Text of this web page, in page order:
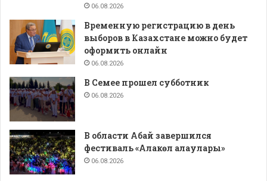
06.08.2026
Временную регистрацию в день
выборов в Казахстане можно будет
оформить онлайн
06.08.2026
В Семее прошел субботник
06.08.2026
В области Абай завершился
фестиваль «Алакөл алаулары»
06.08.2026